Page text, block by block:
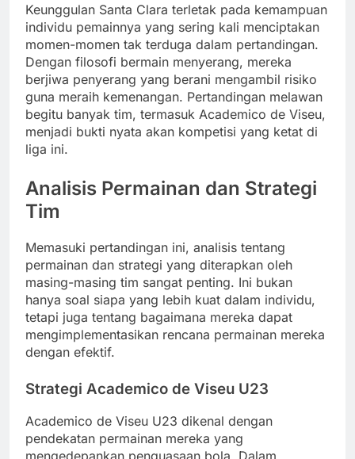
Keunggulan Santa Clara terletak pada kemampuan
individu pemainnya yang sering kali menciptakan
momen-momen tak terduga dalam pertandingan.
Dengan filosofi bermain menyerang, mereka
berjiwa penyerang yang berani mengambil risiko
guna meraih kemenangan. Pertandingan melawan
begitu banyak tim, termasuk Academico de Viseu,
menjadi bukti nyata akan kompetisi yang ketat di
liga ini.
Analisis Permainan dan Strategi
Tim
Memasuki pertandingan ini, analisis tentang
permainan dan strategi yang diterapkan oleh
masing-masing tim sangat penting. Ini bukan
hanya soal siapa yang lebih kuat dalam individu,
tetapi juga tentang bagaimana mereka dapat
mengimplementasikan rencana permainan mereka
dengan efektif.
Strategi Academico de Viseu U23
Academico de Viseu U23 dikenal dengan
pendekatan permainan mereka yang